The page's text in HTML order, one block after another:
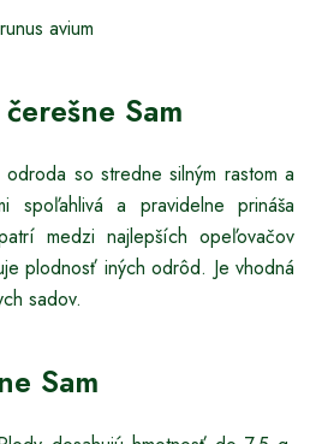
avium
Sam
so stredne silným rastom a
spoľahlivá a pravidelne prináša
medzi najlepších opeľovačov
plodnosť iných odrôd. Je vhodná
sadov.
Sam